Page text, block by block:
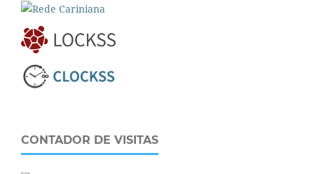
CONTADOR DE VISITAS